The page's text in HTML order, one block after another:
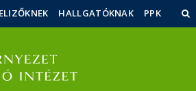
HALLGATÓKNAK PPK